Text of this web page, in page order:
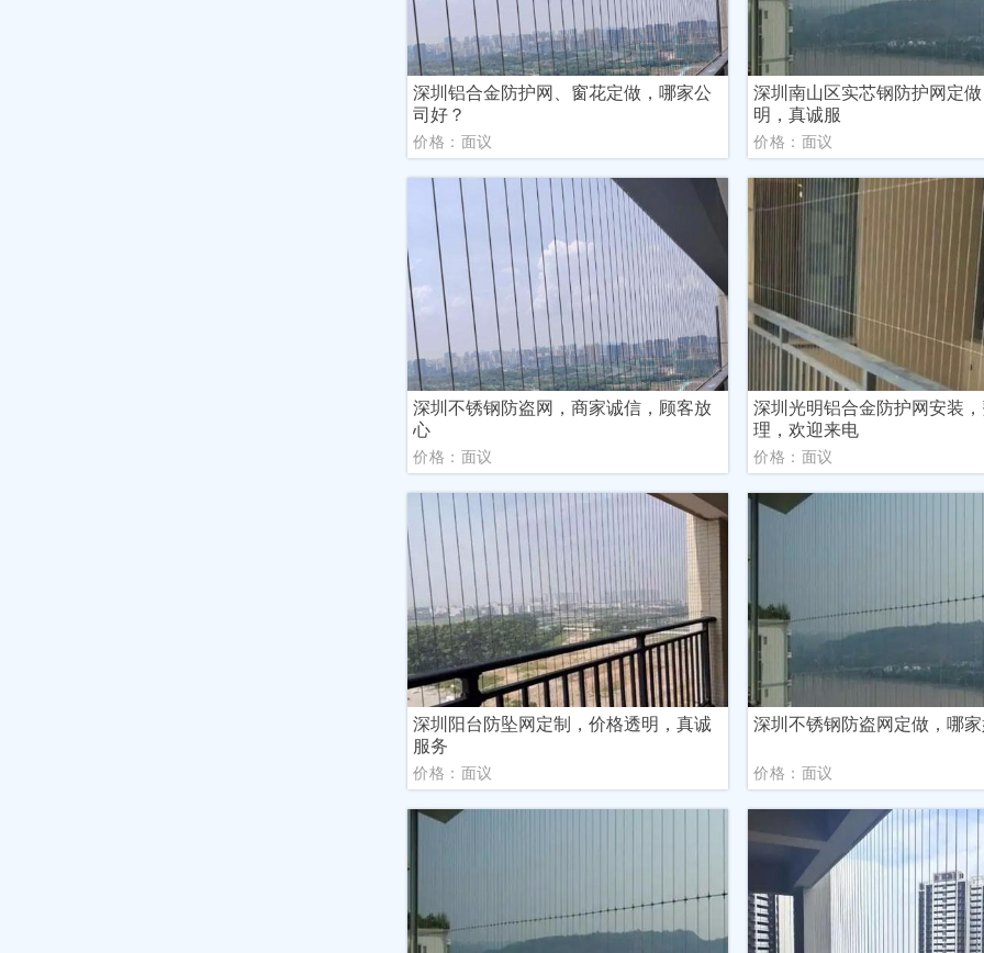
深圳铝合金防护网、窗花定做，哪家公
司好？
价格：面议
深圳南山区实芯钢防护网定
明，真诚服
价格：面议
深圳不锈钢防盗网，商家诚信，顾客放
心
价格：面议
深圳光明铝合金防护网安装
理，欢迎来电
价格：面议
深圳阳台防坠网定制，价格透明，真诚
服务
价格：面议
深圳不锈钢防盗网定做，哪
价格：面议